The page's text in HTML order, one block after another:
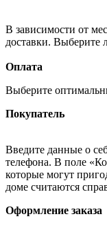
В зависимости от
доставки. Выберите
Оплата
Выберите
Покупатель
Введите данные о
телефона. В поле
которые могут
доме считаются
Оформление заказа